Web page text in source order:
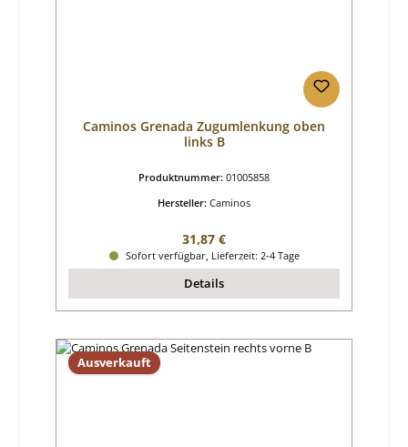
Caminos Grenada Zugumlenkung oben
links B
Produktnummer: 01005858
Hersteller: Caminos
Regulärer Preis:
31,87 €
Sofort verfügbar, Lieferzeit: 2-4 Tage
Details
Ausverkauft